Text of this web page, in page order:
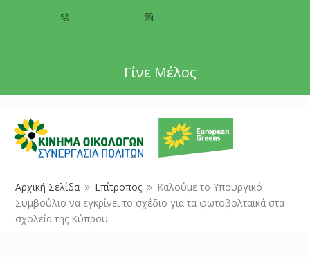
Γίνε Μέλος
Αρχική Σελίδα 9 Επίτροπος 9
Καλούμε το Υπουργικό
Συμβούλιο να εγκρίνει το σχέδιο για τα φωτοβολταϊκά στα
σχολεία της Κύπρου.